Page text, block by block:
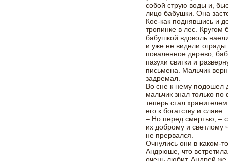
собой струю воды и,
лицо бабушки. Она
Кое-как поднявшись и
тропинке в лес.
бабушкой вдоволь
и уже не видели
поваленное дерево,
пазухи свитки и
письмена. Мальчик
задремал.
Во сне к нему подошел
мальчик знал только
теперь стал
его к богатству и славе.
– Но перед смертью, –
их доброму и светлому
не прервался.
Очнулись они в каком-
Андрюше, что